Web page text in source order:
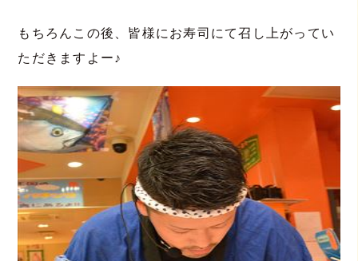
もちろんこの後、皆様にお寿司にて召し上がってい
ただきますよー♪